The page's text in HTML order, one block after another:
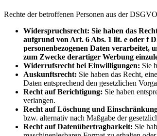
Rechte der betroffenen Personen aus der
Widerspruchsrecht: Sie haben das
aufgrund von Art. 6 Abs. 1 lit. e oder f
personenbezogenen Daten verarbeitet,
zum Zwecke derartiger Werbung
Widerrufsrecht bei Einwilligungen: Sie
Auskunftsrecht: Sie haben das Recht,
Daten entsprechend den gesetzlichen
Recht auf Berichtigung: Sie haben
verlangen.
Recht auf Löschung und
bzw. alternativ nach Maßgabe der
Recht auf Datenübertragbarkeit: Sie